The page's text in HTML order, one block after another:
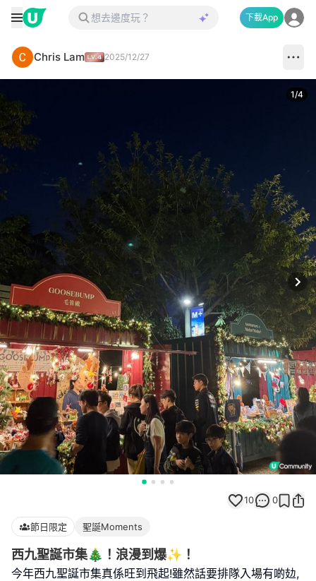
下載App
Chris Lam 2025/12/27
1/4
10 0
節日限定 聖誕Moments
西九聖誕市集🎄！浪漫到爆✨！
今年西九聖誕市集真係旺到飛起!雖然話要排隊入場有啲攰,